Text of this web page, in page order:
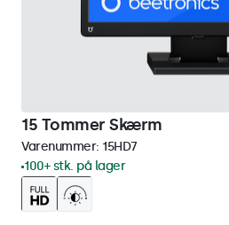
15 Tommer Skærm
Varenummer: 15HD7
100+ stk. på lager